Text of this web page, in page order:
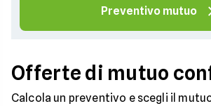
Preventivo mutuo
Offerte di mutuo
Calcola un preventivo e scegli il